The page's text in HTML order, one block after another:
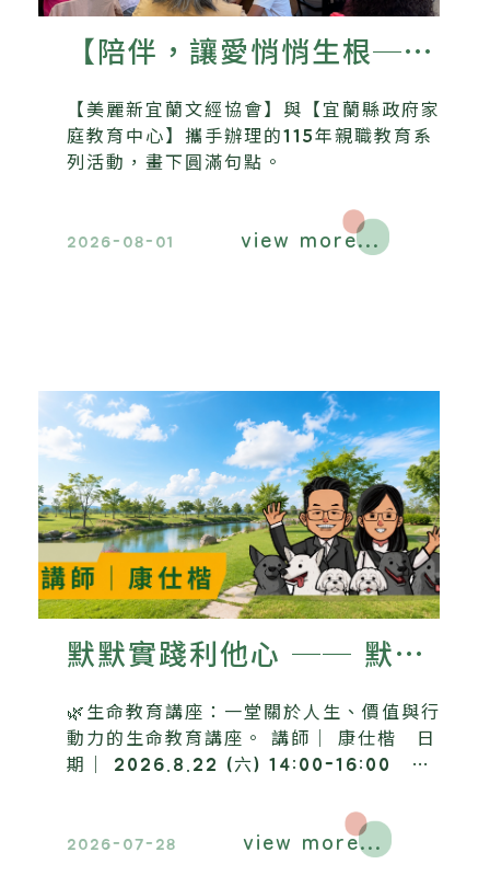
【陪伴，讓愛悄悄生根──
美麗新宜蘭文經協會115年
親職教育系列活動圓滿落
【美麗新宜蘭文經協會】與【宜蘭縣政府家
庭教育中心】攜手辦理的115年親職教育系
列活動，畫下圓滿句點。
2026-08-01 view more...
默默實踐利他心 ── 默默
書店與流浪動物的故事
🌿生命教育講座：一堂關於人生、價值與行
動力的生命教育講座。 講師｜ 康仕楷 日
期｜ 2026.8.22 (六) 14:00-16:00 地
2026-07-28 view more...